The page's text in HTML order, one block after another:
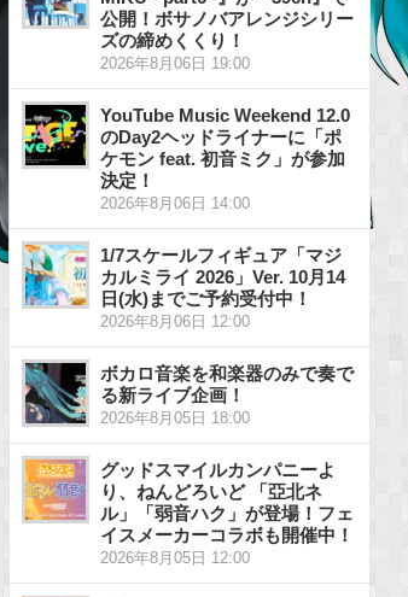
公開！ボサノバアレンジシリー
ズの締めくくり！
2026年8月06日 19:00
YouTube Music Weekend 12.0
のDay2ヘッドライナーに「ポ
ケモン feat. 初音ミク」が参加
決定！
2026年8月06日 14:00
1/7スケールフィギュア「マジ
カルミライ 2026」Ver. 10月14
日(水)までご予約受付中！
2026年8月06日 12:00
ボカロ音楽を和楽器のみで奏で
る新ライブ企画！
2026年8月05日 18:00
グッドスマイルカンパニーよ
り、ねんどろいど 「亞北ネ
ル」「弱音ハク」が登場！フェ
イスメーカーコラボも開催中！
2026年8月05日 12:00